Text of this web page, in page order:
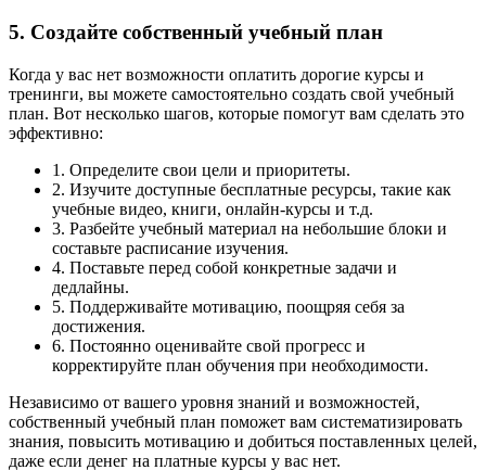
5. Создайте собственный учебный план
Когда у вас нет возможности оплатить дорогие курсы и
тренинги, вы можете самостоятельно создать свой учебный
план. Вот несколько шагов, которые помогут вам сделать это
эффективно:
1. Определите свои цели и приоритеты.
2. Изучите доступные бесплатные ресурсы, такие как
учебные видео, книги, онлайн-курсы и т.д.
3. Разбейте учебный материал на небольшие блоки и
составьте расписание изучения.
4. Поставьте перед собой конкретные задачи и
дедлайны.
5. Поддерживайте мотивацию, поощряя себя за
достижения.
6. Постоянно оценивайте свой прогресс и
корректируйте план обучения при необходимости.
Независимо от вашего уровня знаний и возможностей,
собственный учебный план поможет вам систематизировать
знания, повысить мотивацию и добиться поставленных целей,
даже если денег на платные курсы у вас нет.